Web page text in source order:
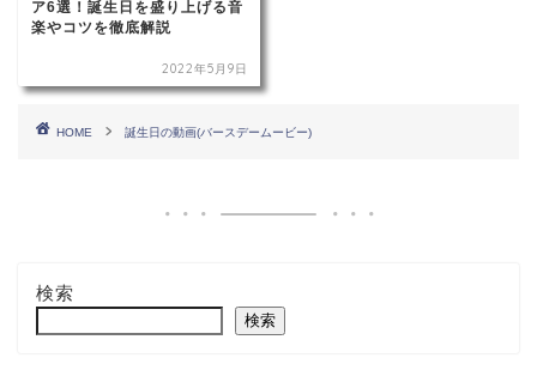
ア6選！誕生日を盛り上げる音
楽やコツを徹底解説
2022年5月9日
HOME 誕生日の動画(バースデームービー)
検索
検索